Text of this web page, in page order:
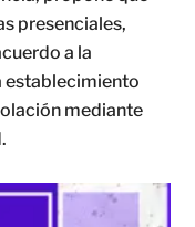
presenciales,
a la
establecimiento
mediante